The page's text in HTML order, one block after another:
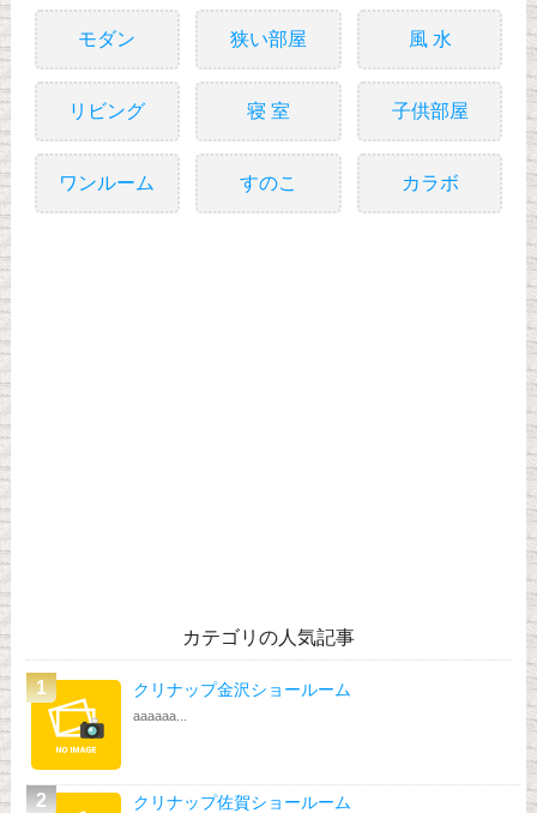
モダン 狭い部屋 風 水
リビング 寝 室 子供部屋
ワンルーム すのこ カラボ
カテゴリの人気記事
クリナップ金沢ショールーム
aaaaaa...
クリナップ佐賀ショールーム